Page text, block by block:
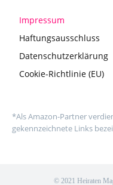
Impressum
Haftungsausschluss
Datenschutzerklärung
Cookie-Richtlinie (EU)
*Als Amazon-Partner
gekennzeichnete Links
© 2021 Heiraten